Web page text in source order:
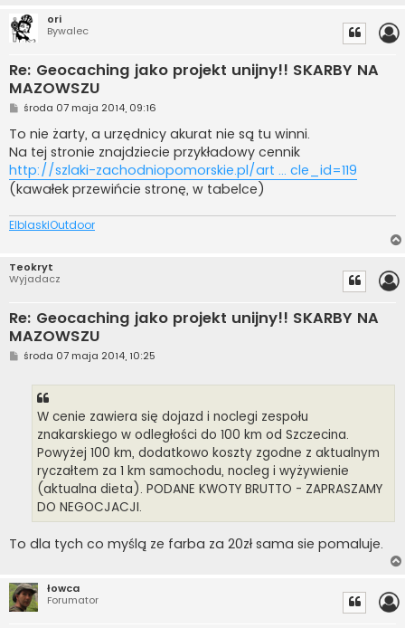
ori
Bywalec
Re: Geocaching jako projekt unijny!! SKARBY NA
MAZOWSZU
P
s
t
środa 07 maja 2014, 09:16
To nie żarty, a urzędnicy akurat nie są tu winni.
Na tej stronie znajdziecie przykładowy cennik
http://szlaki-zachodniopomorskie.pl/art ... cle_id=119
(kawałek przewińcie stronę, w tabelce)
ElblaskiOutdoor
Teokryt
Wyjadacz
Re: Geocaching jako projekt unijny!! SKARBY NA
MAZOWSZU
Pśroda 07 maja 2014, 10:25
W cenie zawiera się dojazd i noclegi zespołu
znakarskiego w odległości do 100 km od Szczecina.
Powyżej 100 km, dodatkowo koszty zgodne z aktualnym
ryczałtem za 1 km samochodu, nocleg i wyżywienie
(aktualna dieta). PODANE KWOTY BRUTTO - ZAPRASZAMY
DO NEGOCJACJI.
To dla tych co myślą ze farba za 20zł sama sie pomaluje.
łowca
Forumator